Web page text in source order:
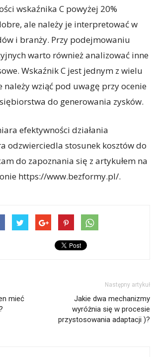
wskaźnika C powyżej 20%
ale należy je interpretować w
i branży. Przy podejmowaniu
warto również analizować inne
Wskaźnik C jest jednym z wielu
należy wziąć pod uwagę przy ocenie
do generowania zysków.
efektywności działania
odzwierciedla stosunek kosztów do
do zapoznania się z artykułem na
https://www.bezformy.pl/.
mieć
Następny artykuł
Jakie dwa mechanizmy
wyróżnia się w procesie
przystosowania adaptacji )?